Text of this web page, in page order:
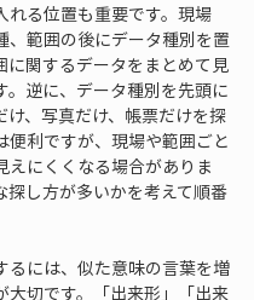
れる位置も重要です。現場
、範囲の後にデータ種別を置
に関するデータをまとめて見
。逆に、データ種別を先頭に
け、写真だけ、帳票だけを探
便利ですが、現場や範囲ごと
えにくくなる場合がありま
探し方が多いかを考えて順番
るには、似た意味の言葉を増
大切です。「出来形」「出来